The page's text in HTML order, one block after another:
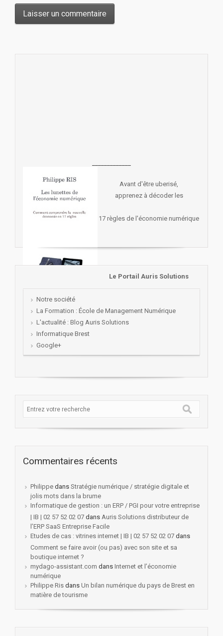
Avant d'être uberisé,
apprenez à décoder les
17 règles de l'économie numérique
Le Portail Auris Solutions
Notre société
La Formation : École de Management Numérique
L'actualité : Blog Auris Solutions
Informatique Brest
Google+
Commentaires récents
Philippe dans Stratégie numérique / stratégie digitale et
jolis mots dans la brume
Informatique de gestion : un ERP / PGI pour votre entreprise
| IB | 02 57 52 02 07 dans Auris Solutions distributeur de
l’ERP SaaS Entreprise Facile
Etudes de cas : vitrines internet | IB | 02 57 52 02 07 dans
Comment se faire avoir (ou pas) avec son site et sa
boutique internet ?
mydago-assistant.com dans Internet et l’économie
numérique
Philippe Ris dans Un bilan numérique du pays de Brest en
matière de tourisme